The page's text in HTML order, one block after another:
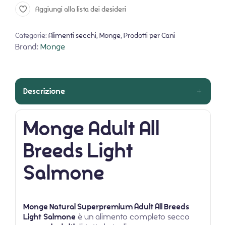
Aggiungi alla lista dei desideri
Categorie: Alimenti secchi, Monge, Prodotti per Cani
Brand:Monge
Descrizione
Monge Adult All
Breeds Light
Salmone
Monge Natural Superpremium Adult All Breeds
LightSalmone è un alimento completo secco